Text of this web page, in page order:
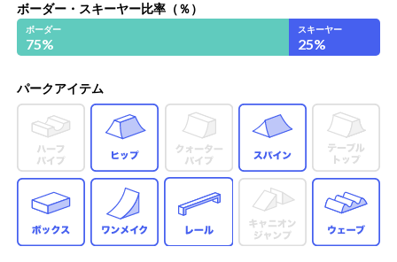
ボーダー・スキーヤー比率（％）
ボーダー
75%
スキーヤー
25%
パークアイテム
ヒップ スパイン
ボックス ワンメイク レール